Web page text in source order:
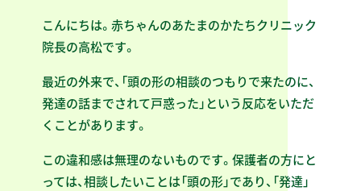
こんにちは。赤ちゃんのあたまのかたちクリニック
院長の高松です。
最近の外来で、「頭の形の相談のつもりで来たのに、
発達の話までされて戸惑った」という反応をいただ
くことがあります。
この違和感は無理のないものです。保護者の方にと
っては、相談したいことは「頭の形」であり、「発達」